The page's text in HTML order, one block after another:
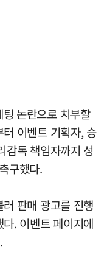
논란으로 치부할
이벤트 기획자, 승
감독 책임자까지 성
구했다.
판매 광고를 진행
. 이벤트 페이지에